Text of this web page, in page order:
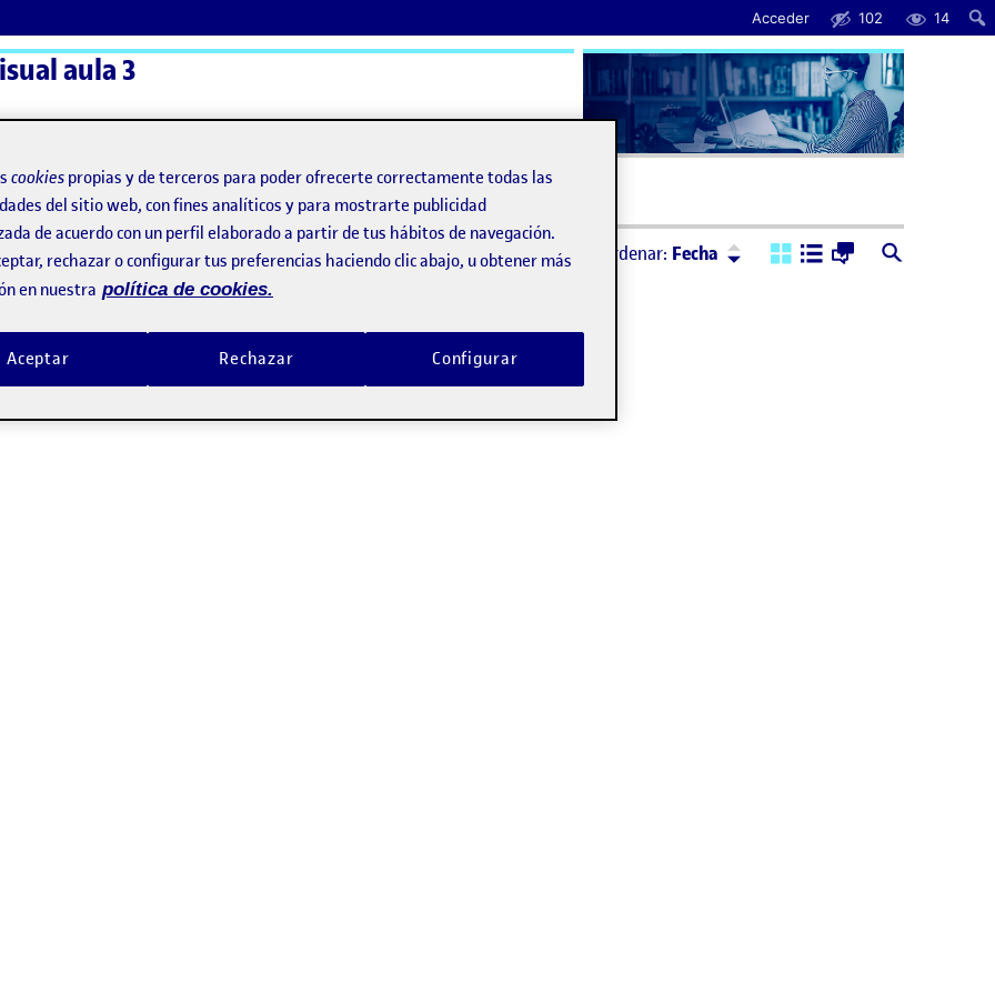
Acceder 102 14
aula 3
ActiFolios Ayuda
Ordenar: Fecha Ordenar:Descendente
cookies propias y de terceros para poder ofrecerte correctamente todas las
del sitio web, con fines analíticos y para mostrarte publicidad
de acuerdo con un perfil elaborado a partir de tus hábitos de navegación.
rechazar o configurar tus preferencias haciendo clic abajo, u obtener más
en nuestra política de cookies.
Rechazar
Aceptar Configurar